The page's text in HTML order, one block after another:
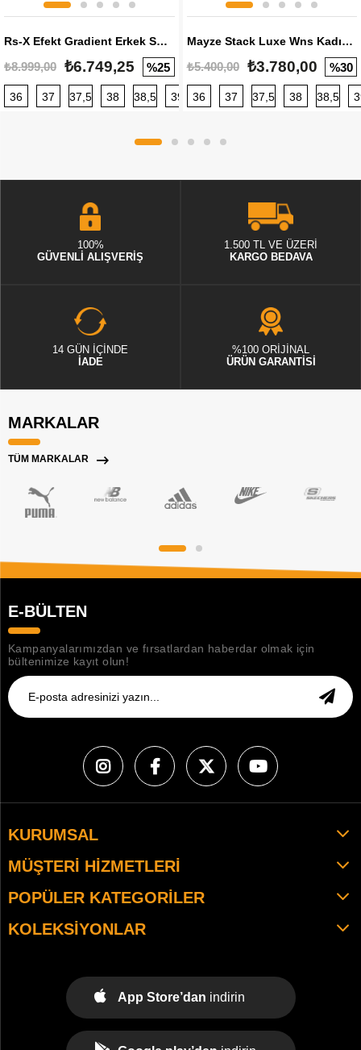
Rs-X Efekt Gradient Erkek Sneaker
₺8.999,00 ₺6.749,25 %25
36 37 37,5 38 38,5 39 40 40,5 41 42 42,5
Mayze Stack Luxe Wns Kadın Sneaker
₺5.400,00 ₺3.780,00 %30
36 37 37,5 38 38,5
100%
GÜVENLİ ALIŞVERİŞ
1.500 TL VE ÜZERİ
KARGO BEDAVA
14 GÜN İÇİNDE
İADE
%100 ORİJİNAL
ÜRÜN GARANTİSİ
MARKALAR
TÜM MARKALAR
E-BÜLTEN
Kampanyalarımızdan ve fırsatlardan haberdar olmak için
bültenimize kayıt olun!
KURUMSAL
MÜŞTERI HIZMETLERI
POPÜLER KATEGORILER
KOLEKSIYONLAR
App Store’dan indirin